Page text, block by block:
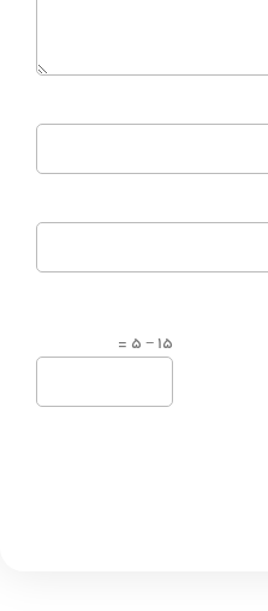
15 − 5 =